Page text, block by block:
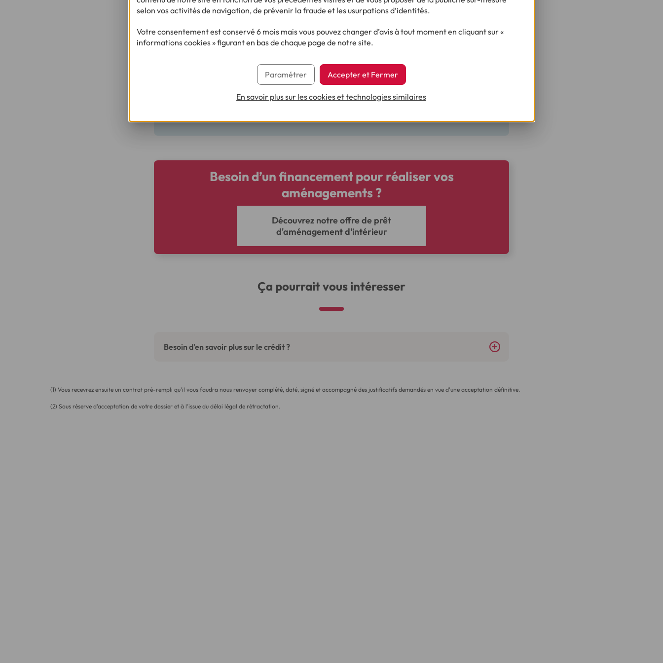
Lorsque vous êtes en télétravail, vous pouvez travailler dans tous les lieux définis par l'accord collectif
votre choix ou tout autre lieu si vous êtes amené(e) à beaucoup vous déplacer.
Votre employeur doit prendre en charge les frais que vous avez engagés dans le cadre de
l'exécution de son contrat de travail. À ce titre, il doit également prendre en charge les frais
Besoin d’un financement pour réaliser vos
aménagements ?
Découvrez notre offre de prêt
d'aménagement d'intérieur
Ça pourrait vous intéresser
Besoin d'en savoir plus sur le crédit ?
(1) Vous recevrez ensuite un contrat pré-rempli qu'il vous faudra nous renvoyer complété, daté, signé et accompagné des justificatifs demandés en vue d'une acceptation définitive.
(2) Sous réserve d’acceptation de votre dossier et à l’issue du délai légal de rétractation.
selon vos activités de navigation, de prévenir la fraude et les usurpations d’identités.
Votre consentement est conservé 6 mois mais vous pouvez changer d’avis à tout moment en cliquant sur «
informations cookies » figurant en bas de chaque page de notre site.
Accepter et Fermer
Paramétrer
En savoir plus sur les cookies et technologies similaires